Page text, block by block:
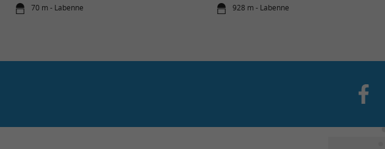
70 m - Labenne 928 m - Labenne